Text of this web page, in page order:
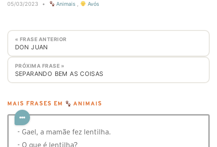
05/03/2023 • Animais , Avós
« FRASE ANTERIOR
DON JUAN
PRÓXIMA FRASE »
SEPARANDO BEM AS COISAS
MAIS FRASES EM ANIMAIS
- Gael, a mamãe fez lentilha.
- O que é lentilha?